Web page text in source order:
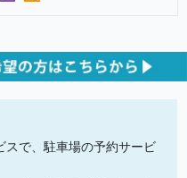
で、駐車場の予約サービ